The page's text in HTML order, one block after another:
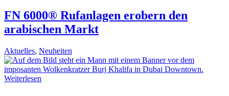
FN 6000® Rufanlagen erobern den
arabischen Markt
Aktuelles, Neuheiten
Weiterlesen